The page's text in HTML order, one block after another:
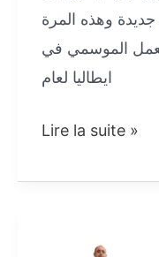
وهذه المرة
الموسمي في
ايطاليا لعام
التسجيل
العمل
Lire la suite »